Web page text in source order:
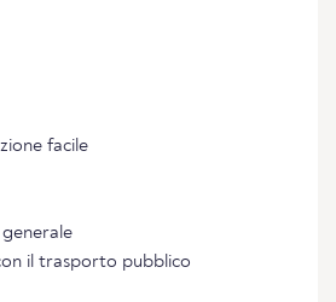
facile
il trasporto pubblico